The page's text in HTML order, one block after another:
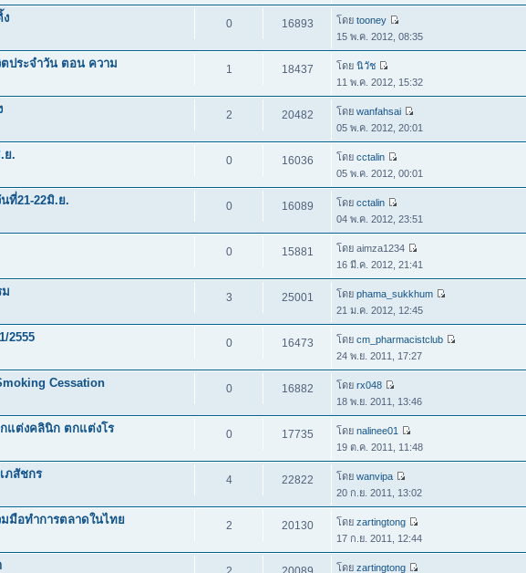
0 16893 โดยtooney
15 พ.ค. 2012, 08:35
ประจำวัน ตอน ความ 1 18437 โดยนิวัช
11 พ.ค. 2012, 15:32
2 20482 โดยwanfahsai
05 พ.ค. 2012, 20:01
ย. 0 16036 โดยcctalin
05 พ.ค. 2012, 00:01
ที่21-22มิ.ย. 0 16089 โดยcctalin
04 พ.ค. 2012, 23:51
0 15881
โดย aimza1234
16 มี.ค. 2012, 21:41
ม 3 25001 โดยphama_sukkhum
21 ม.ค. 2012, 12:45
2555 0 16473 โดยcm_pharmacistclub
24 พ.ย. 2011, 17:27
Cessation 0 16882 โดยrx048
18 พ.ย. 2011, 13:46
แต่งคลินิก ตกแต่งโร 0 17735 โดยnalinee01
19 ต.ค. 2011, 11:48
ภสัชกร 4 22822 โดยwanvipa
20 ก.ย. 2011, 13:02
มือทำการตลาดในไทย 2 20130 โดยzartingtong
17 ก.ย. 2011, 12:44
โดยzartingtong